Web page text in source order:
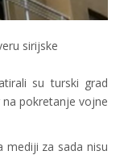
sirijske
su turski grad
pokretanje vojne
mediji za sada nisu